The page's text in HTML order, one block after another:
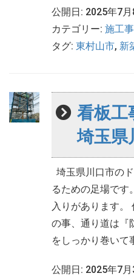
公開日: 2025年7月
カテゴリー: 施工
タグ: 東村山市, 新
看板
埼玉県
埼玉県川口市の
るための足場で
入りがあります。
の事、通り道は『
をしっかり巻いて
公開日: 2025年7月